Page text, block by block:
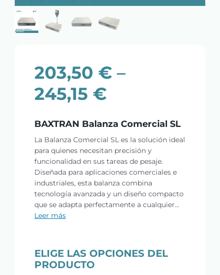
203,50 €–
245,15 €
BAXTRAN Balanza Comercial SL
La Balanza Comercial SL es la solución ideal
para quienes necesitan precisión y
funcionalidad en sus tareas de pesaje.
Diseñada para aplicaciones comerciales e
industriales, esta balanza combina
tecnología avanzada y un diseño compacto
que se adapta perfectamente a cualquier...
Leer más
ELIGE LAS OPCIONES DEL
PRODUCTO